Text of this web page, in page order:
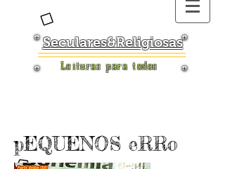
Seculares&Religiosas
Leituras para todos
pEQUENOS eRRo